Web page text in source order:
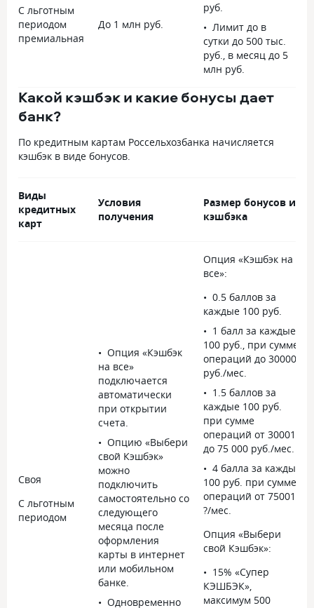
С льготным
периодом
премиальная
До 1 млн руб.
руб.
Лимит до в
сутки до 500 тыс.
руб., в месяц до 5
млн руб.
Какой кэшбэк и какие бонусы дает
банк?
По кредитным картам Россельхозбанка начисляется
кэшбэк в виде бонусов.
Виды
кредитных
карт
Условия
получения
Размер бонусов и
кэшбэка
Своя
С льготным
периодом
Опция «Кэшбэк
на все»
подключается
автоматически
при открытии
счета.
Опцию «Выбери
свой Кэшбэк»
можно
подключить
самостоятельно со
следующего
месяца после
оформления
карты в интернет
или мобильном
банке.
Одновременно
Опция «Кэшбэк на
все»:
0.5 баллов за
каждые 100 руб.
1 балл за каждые
100 руб., при сумме
операций до 30000
руб./мес.
1.5 баллов за
каждые 100 руб.
при сумме
операций от 30001
до 75 000 руб./мес.
4 балла за каждые
100 руб. при сумме
операций от 75001
?/мес.
Опция «Выбери
свой Кэшбэк»:
15% «Супер
КЭШБЭК»,
максимум 500